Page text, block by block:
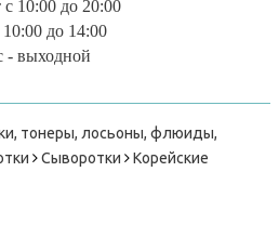
10:00 до 20:00
до 14:00
- выходной
тонеры, лосьоны, флюиды,
Сыворотки
Корейские